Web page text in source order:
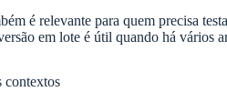
é relevante para quem precisa
em lote é útil quando há
contextos